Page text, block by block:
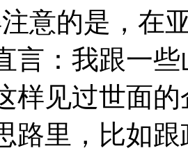
意的是，在
言：我跟一
样见过世面
路里，比如